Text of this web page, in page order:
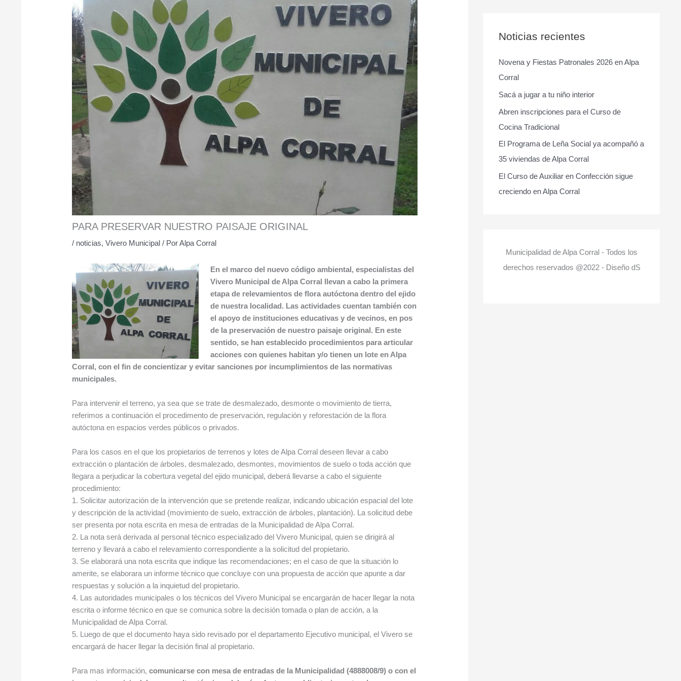
PARA PRESERVAR NUESTRO PAISAJE ORIGINAL
/ noticias,Vivero Municipal / PorAlpa Corral
En el marco del nuevo código ambiental, especialistas del
Vivero Municipal de Alpa Corral llevan a cabo la primera
etapa de relevamientos de flora autóctona dentro del ejido
de nuestra localidad. Las actividades cuentan también con
el apoyo de instituciones educativas y de vecinos, en pos
de la preservación de nuestro paisaje original. En este
sentido, se han establecido procedimientos para articular
acciones con quienes habitan y/o tienen un lote en Alpa
Corral, con el fin de concientizar y evitar sanciones por incumplimientos de las normativas
municipales.
Para intervenir el terreno, ya sea que se trate de desmalezado, desmonte o movimiento de tierra,
referimos a continuación el procedimento de preservación, regulación y reforestación de la flora
autóctona en espacios verdes públicos o privados.
Para los casos en el que los propietarios de terrenos y lotes de Alpa Corral deseen llevar a cabo
extracción o plantación de árboles, desmalezado, desmontes, movimientos de suelo o toda acción que
llegara a perjudicar la cobertura vegetal del ejido municipal, deberá llevarse a cabo el siguiente
procedimiento:
1. Solicitar autorización de la intervención que se pretende realizar, indicando ubicación espacial del lote
y descripción de la actividad (movimiento de suelo, extracción de árboles, plantación). La solicitud debe
ser presenta por nota escrita en mesa de entradas de la Municipalidad de Alpa Corral.
2. La nota será derivada al personal técnico especializado del Vivero Municipal, quien se dirigirá al
terreno y llevará a cabo el relevamiento correspondiente a la solicitud del propietario.
3. Se elaborará una nota escrita que indique las recomendaciones; en el caso de que la situación lo
amerite, se elaborara un informe técnico que concluye con una propuesta de acción que apunte a dar
respuestas y solución a la inquietud del propietario.
4. Las autoridades municipales o los técnicos del Vivero Municipal se encargarán de hacer llegar la nota
escrita o informe técnico en que se comunica sobre la decisión tomada o plan de acción, a la
Municipalidad de Alpa Corral.
5. Luego de que el documento haya sido revisado por el departamento Ejecutivo municipal, el Vivero se
encargará de hacer llegar la decisión final al propietario.
Para mas información,comunicarse con mesa de entradas de la Municipalidad (4888008/9) o con el
a
p
o
r
:
Noticias recientes
Novena y Fiestas Patronales 2026 en Alpa
Corral
Sacá a jugar a tu niño interior
Abren inscripciones para el Curso de
Cocina Tradicional
El Programa de Leña Social ya acompañó a
35 viviendas de Alpa Corral
El Curso de Auxiliar en Confección sigue
creciendo en Alpa Corral
Municipalidad de Alpa Corral - Todos los
derechos reservados @2022 - Diseño dS